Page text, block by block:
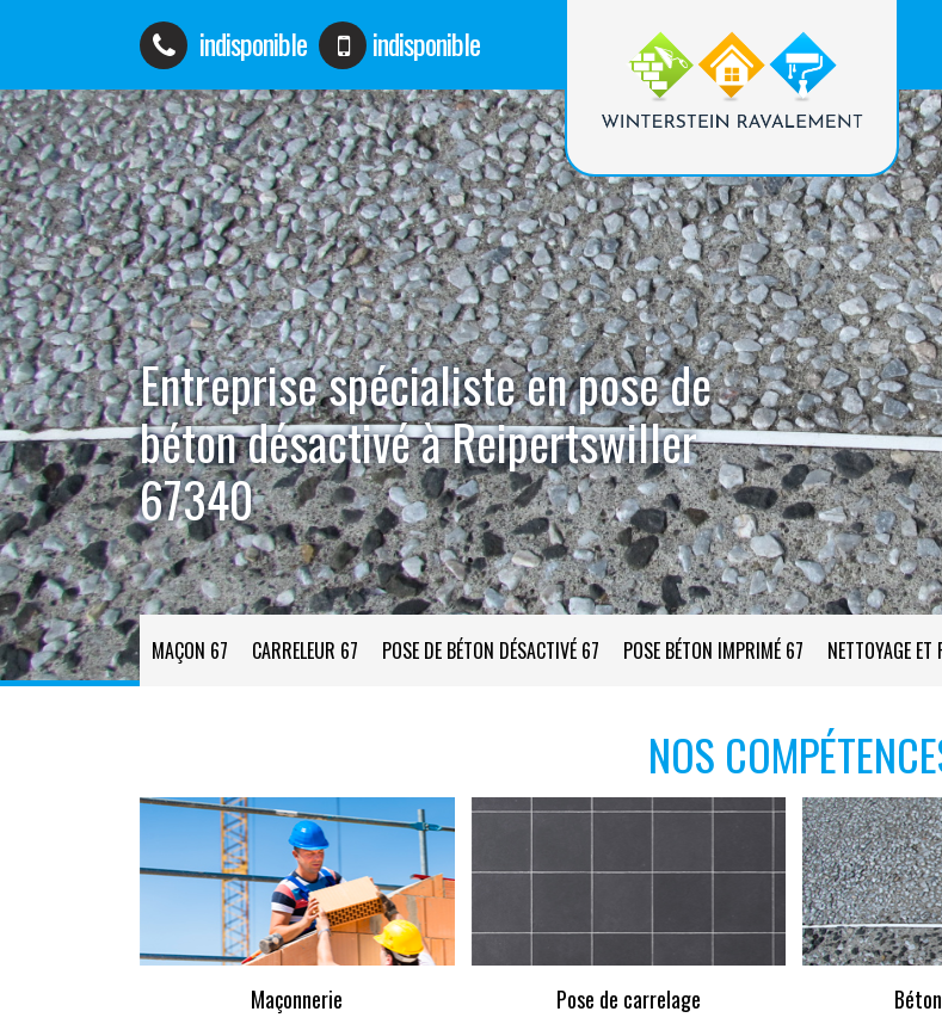
indisponible indisponible
Entreprise spécialiste en pose de
béton désactivé à Reipertswiller
67340
MAÇON 67 CARRELEUR 67 POSE DE BÉTON DÉSACTIVÉ 67 POSE BÉTON IMPRIMÉ 67 NETTOYAGE ET
NOS
Maçonnerie Pose de carrelage